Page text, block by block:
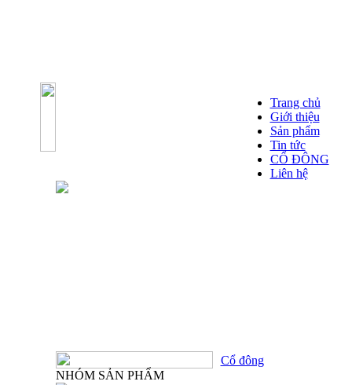
Trang chủ
Giới thiệu
Sản phẩm
Tin tức
CỔ ĐÔNG
Liên hệ
NHÓM SẢN PHẨM
Cổ đông